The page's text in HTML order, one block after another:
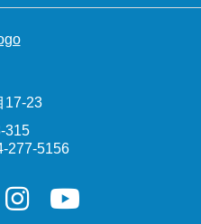
17-23
315
277-5156